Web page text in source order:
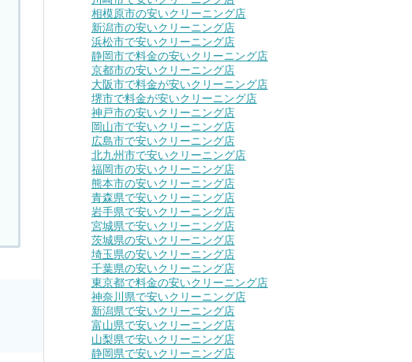
相模原市の安いクリーニング店
新潟市の安いクリーニング店
浜松市で安いクリーニング店
静岡市で料金の安いクリーニング店
京都市の安いクリーニング店
大阪市で料金が安いクリーニング店
堺市で料金が安いクリーニング店
神戸市の安いクリーニング店
岡山市で安いクリーニング店
広島市で安いクリーニング店
北九州市で安いクリーニング店
福岡市の安いクリーニング店
熊本市の安いクリーニング店
青森県で安いクリーニング店
岩手県で安いクリーニング店
宮城県で安いクリーニング店
茨城県の安いクリーニング店
埼玉県の安いクリーニング店
千葉県の安いクリーニング店
東京都で料金の安いクリーニング店
神奈川県で安いクリーニング店
新潟県で安いクリーニング店
富山県で安いクリーニング店
山梨県で安いクリーニング店
静岡県で安いクリーニング店